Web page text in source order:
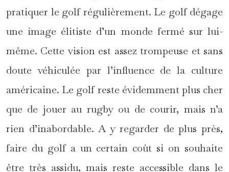
pratiquer le golf régulièrement. Le golf dégage
une image élitiste d’un monde fermé sur lui-
même. Cette vision est assez trompeuse et sans
doute véhiculée par l’influence de la culture
américaine. Le golf reste évidemment plus cher
que de jouer au rugby ou de courir, mais n’a
rien d’inabordable. A y regarder de plus près,
faire du golf a un certain coût si on souhaite
être très assidu, mais reste accessible dans le